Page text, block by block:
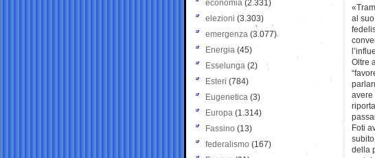
al
Oltre
avere
Foti
della
economia (2.331)
elezioni (3.303)
emergenza (3.077)
Energia (45)
Esselunga (2)
Esteri (784)
Eugenetica (3)
Europa (1.314)
Fassino (13)
federalismo (167)